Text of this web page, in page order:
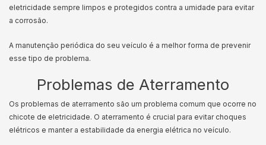
eletricidade sempre limpos e protegidos contra a umidade para evitar
a corrosão.
A manutenção periódica do seu veículo é a melhor forma de prevenir
esse tipo de problema.
Problemas de Aterramento
Os problemas de aterramento são um problema comum que ocorre no
chicote de eletricidade. O aterramento é crucial para evitar choques
elétricos e manter a estabilidade da energia elétrica no veículo.